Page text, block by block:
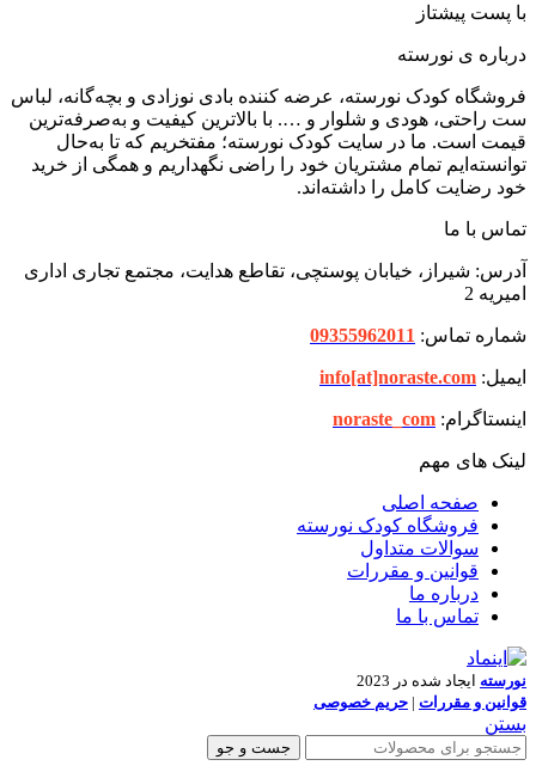
با پست پیشتاز
درباره ی نورسته
فروشگاه کودک نورسته، عرضه کننده بادی نوزادی و بچه‌گانه، لباس
ست راحتی، هودی و شلوار و …. با بالاترین کیفیت و به‌صرفه‌ترین
قیمت است. ما در سایت کودک نورسته؛ مفتخریم که تا به‌حال
توانسته‌ایم تمام مشتریان خود را راضی نگهداریم و همگی از خرید
خود رضایت کامل را داشته‌اند.
تماس با ما
آدرس: شیراز، خیابان پوستچی، تقاطع هدایت، مجتمع تجاری اداری
امیریه 2
شماره تماس: 09355962011
ایمیل: info[at]noraste.com
اینستاگرام: noraste_com
لینک های مهم
صفحه اصلی
فروشگاه کودک نورسته
سوالات متداول
قوانین و مقررات
درباره ما
تماس با ما
نورسته ایجاد شده در 2023
قوانین و مقررات | حریم خصوصی
بستن
جست و جو